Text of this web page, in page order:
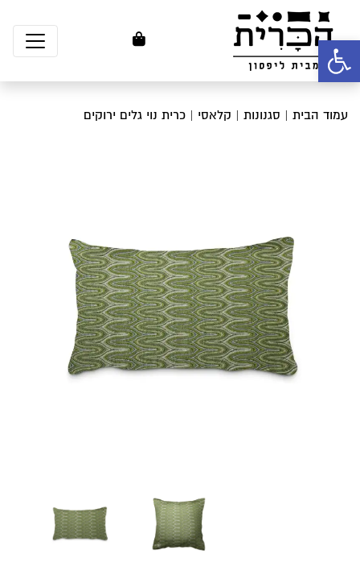
פתח סרגל נגישות
עמוד הבית | סגנונות | קלאסי | כרית נוי גלים ירוקים